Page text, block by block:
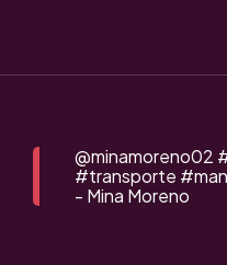
@minamoreno02
#transporte
- Mina Moreno